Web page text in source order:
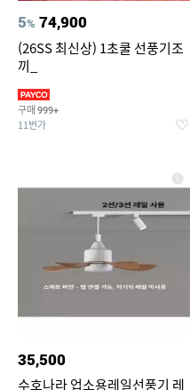
5% 74,900
(26SS 최신상) 1초쿨 선풍기조
끼_
구매 999+
11번가
35,500
수호나라 업소용레일선풍기 레